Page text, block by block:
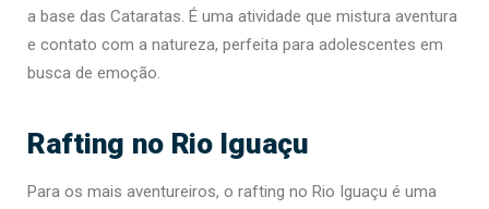
a base das Cataratas. É uma atividade que mistura aventura
e contato com a natureza, perfeita para adolescentes em
busca de emoção.
Rafting no Rio Iguaçu
Para os mais aventureiros, o rafting no Rio Iguaçu é uma